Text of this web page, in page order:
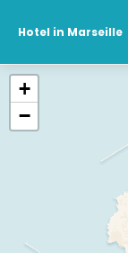
Hotel in Marseille
+
−